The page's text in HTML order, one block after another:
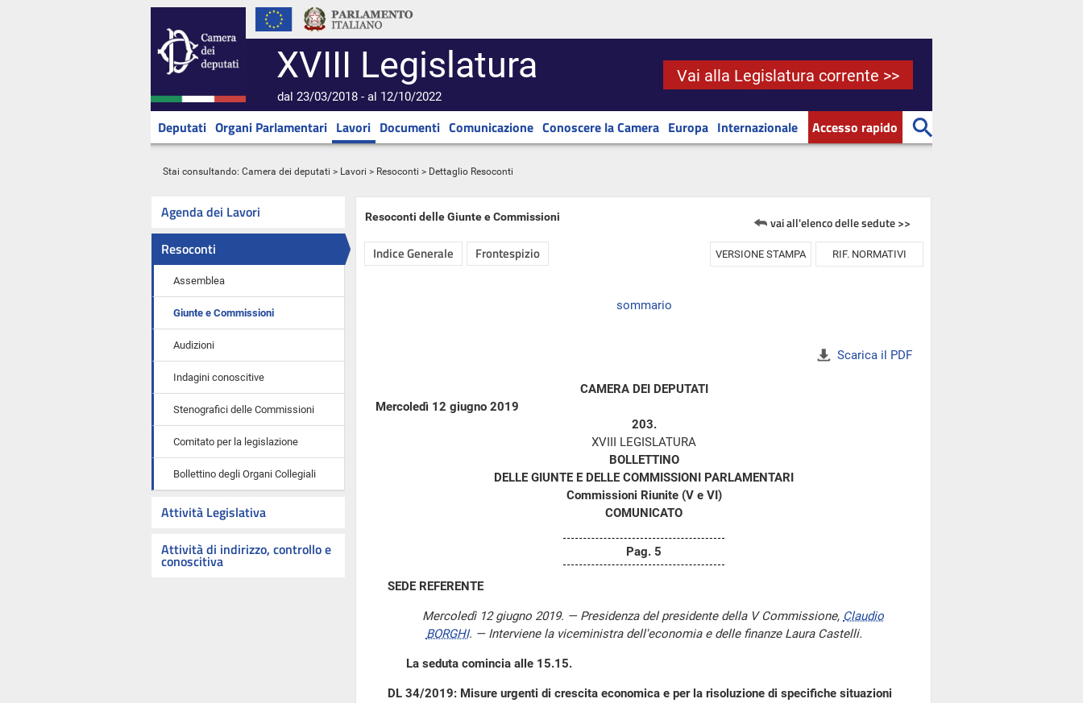
XVIII Legislatura
dal 23/03/2018 - al 12/10/2022
Vai alla Legislatura corrente >>
Deputati Organi Parlamentari Lavori Documenti Comunicazione Conoscere la Camera Europa Internazionale Accesso rapido
Stai consultando: Camera dei deputati > Lavori > Resoconti > Dettaglio Resoconti
Agenda dei Lavori
Resoconti
Assemblea
Giunte e Commissioni
Audizioni
Indagini conoscitive
Stenografici delle Commissioni
Comitato per la legislazione
Bollettino degli Organi Collegiali
Attività Legislativa
Attività di indirizzo, controllo e
conoscitiva
Resoconti delle Giunte e Commissioni vai all'elenco delle sedute >>
Indice Generale Frontespizio VERSIONE STAMPA RIF. NORMATIVI
sommario
Scarica il PDF
CAMERA DEI DEPUTATI
Mercoledì 12 giugno 2019
203.
XVIII LEGISLATURA
BOLLETTINO
DELLE GIUNTE E DELLE COMMISSIONI PARLAMENTARI
Commissioni Riunite (V e VI)
COMUNICATO
Pag. 5
SEDE REFERENTE
Mercoledì 12 giugno 2019. — Presidenza del presidente della V Commissione, Claudio
BORGHI. — Interviene la viceministra dell'economia e delle finanze Laura Castelli.
La seduta comincia alle 15.15.
DL 34/2019: Misure urgenti di crescita economica e per la risoluzione di specifiche situazioni